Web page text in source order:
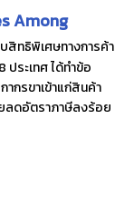
Among
สิทธิพิเศษทางการค้า
ระเทศ ได้ทำข้อ
กรขาเข้าแก่สินค้า
ลดอัตราภาษีลงร้อย